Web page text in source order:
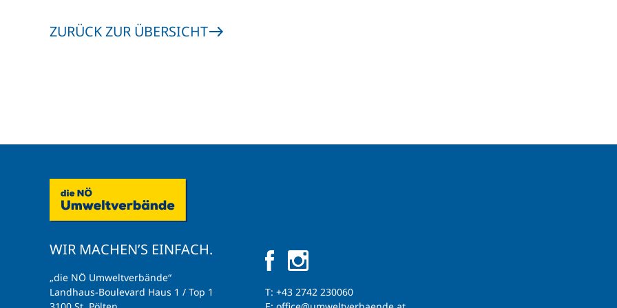
ZURÜCK ZUR ÜBERSICHT
WIR MACHEN’S EINFACH.
„die NÖ Umweltverbände“
Landhaus-Boulevard Haus 1 / Top 1
T: +43 2742 230060